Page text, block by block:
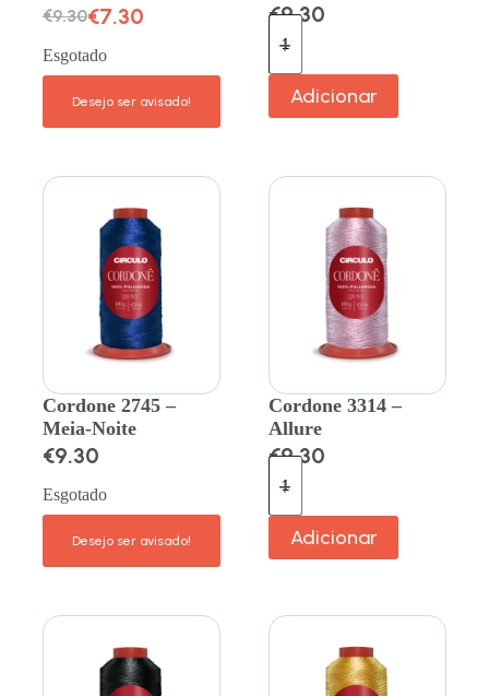
€9.30€7.30
Esgotado
€9.30
Adicionar
Cordone 2745 –
Meia-Noite
€9.30
Esgotado
Cordone 3314 –
Allure
€9.30
Adicionar